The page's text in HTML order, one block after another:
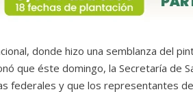
donde hizo una semblanza del
que éste domingo, la Secretaría de
federales y que los representantes